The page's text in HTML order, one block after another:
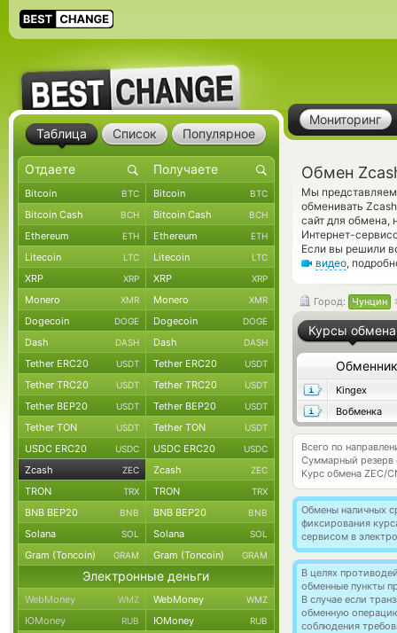
Мониторинг
Обмен
Мы представляем
обменивать
сайт для обмена,
Интернет-
Если вы решили
видео,
Город: Чунцин
Курсы обмена
Обменник
Kingex
Вобменка
Всего по
Суммарный резерв
Курс обмена ZEC/
Обмены наличных
фиксирования
сервисом в
В целях
обменные пункты
В случае если
обменную
соблюдения
Таблица Список Популярное
Bitcoin BTC Bitcoin BTC
Bitcoin Cash BCH Bitcoin Cash BCH
Ethereum ETH Ethereum ETH
Litecoin LTC Litecoin LTC
XRP XRP XRP XRP
Monero XMR Monero XMR
Dogecoin DOGE Dogecoin DOGE
Dash DASH Dash DASH
Tether ERC20 USDT Tether ERC20 USDT
Tether TRC20 USDT Tether TRC20 USDT
Tether BEP20 USDT Tether BEP20 USDT
Tether TON USDT Tether TON USDT
USDC ERC20 USDC USDC ERC20 USDC
Zcash ZEC Zcash ZEC
TRON TRX TRON TRX
BNB BEP20 BNB BNB BEP20 BNB
Solana SOL Solana SOL
Gram (Toncoin) GRAM Gram (Toncoin) GRAM
Электронные деньги
WebMoney WMZ WebMoney WMZ
ЮMoney RUB ЮMoney RUB